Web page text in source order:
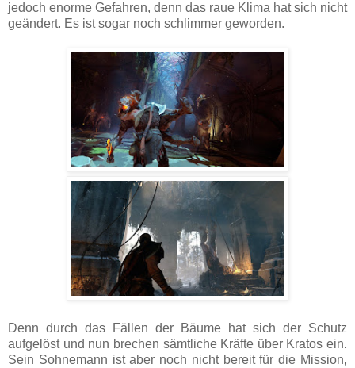
jedoch enorme Gefahren, denn das raue Klima hat sich nicht
geändert. Es ist sogar noch schlimmer geworden.
Denn durch das Fällen der Bäume hat sich der Schutz
aufgelöst und nun brechen sämtliche Kräfte über Kratos ein.
Sein Sohnemann ist aber noch nicht bereit für die Mission,